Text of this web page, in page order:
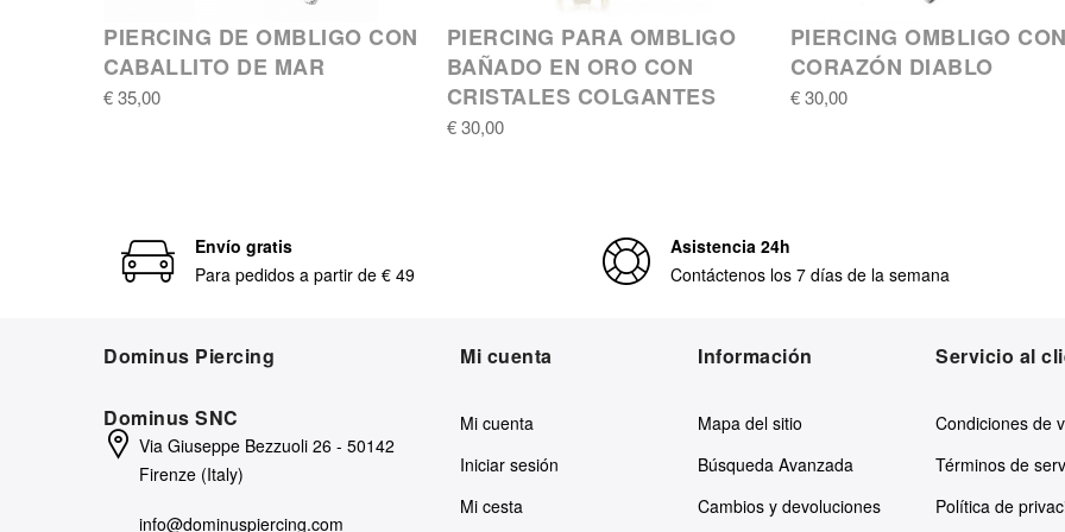
PIERCING DE OMBLIGO CON
CABALLITO DE MAR
€ 35,00
PIERCING PARA OMBLIGO
BAÑADO EN ORO CON
CRISTALES COLGANTES
€ 30,00
PIERCING OMBLIGO CON
CORAZÓN DIABLO
€ 30,00
Envío gratis
Para pedidos a partir de € 49
Asistencia 24h
Contáctenos los 7 días de la semana
Dominus Piercing
Dominus SNC
Via Giuseppe Bezzuoli 26 - 50142
Firenze (Italy)
info@dominuspiercing.com
Mi cuenta
Mi cuenta
Iniciar sesión
Mi cesta
Información
Mapa del sitio
Búsqueda Avanzada
Cambios y devoluciones
Servicio al
Condiciones de
Términos de
Política de